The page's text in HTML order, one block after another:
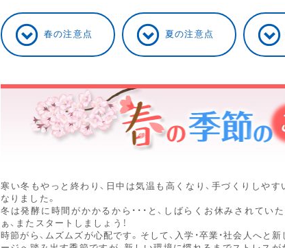
春の注意点 夏の注意点
寒い冬もやっと終わり、日中は気温も高くなり、手づくりしやす
なりました。
冬は発酵に時間がかかるから・・・と、しばらくお休みされていた
ぁ、またスタートしましょう！
時節がら、ムズムズが心配です。そして、入学・卒業・社会人へと